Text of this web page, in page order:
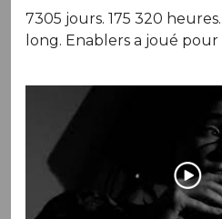
7305 jours. 175 320 heures.
long. Enablers a joué pour